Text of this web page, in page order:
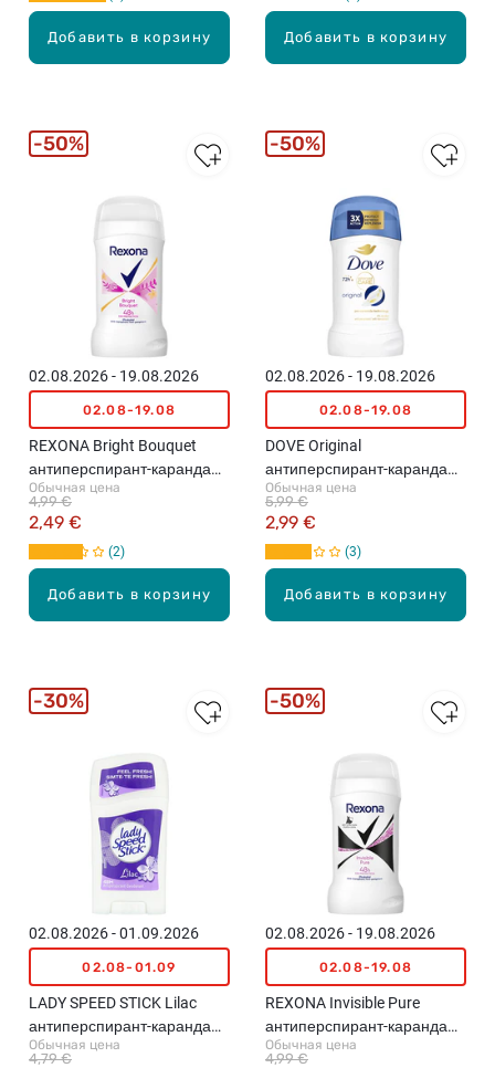
Добавить в корзину Добавить в корзину
Добавить в корзину
02.08.2026 - 19.08.2026
02.08-19.08
REXONA Bright Bouquet
антиперспирант-карандаш,
50мл
Обычная цена
2,49 €
4,99 €
2
50%
Добавить в корзину
02.08.2026 - 19.08.2026
02.08-19.08
DOVE Original
антиперспирант-карандаш,
50мл
Обычная цена
2,99 €
5,99 €
3
50%
02.08.2026 - 01.09.2026
02.08-01.09
LADY SPEED STICK Lilac
антиперспирант-карандаш,
45г
Обычная цена
4,79 €
30%
02.08.2026 - 19.08.2026
02.08-19.08
REXONA Invisible Pure
антиперспирант-карандаш,
50мл
Обычная цена
4,99 €
50%